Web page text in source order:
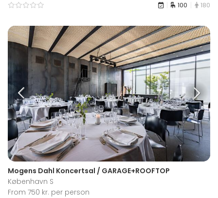
100 180
Mogens Dahl Koncertsal / GARAGE+ROOFTOP
København S
From 750 kr. per person